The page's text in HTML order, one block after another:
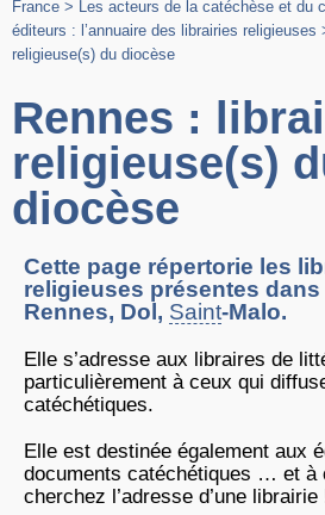
France > Les acteurs de la catéchèse et du
éditeurs : l’annuaire des librairies religieuses
religieuse(s) du diocèse
Rennes :
religieuse(s)
diocèse
Cette page répertorie les
religieuses présentes
Rennes, Dol, Saint-Malo.
Elle s’adresse aux libraires de
particulièrement à ceux qui
catéchétiques.
Elle est destinée également aux
documents catéchétiques … et à
cherchez l’adresse d’une librairie